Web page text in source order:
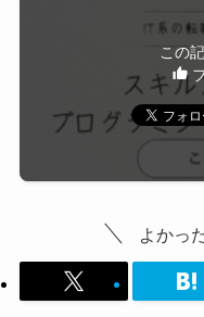
この
よかっ